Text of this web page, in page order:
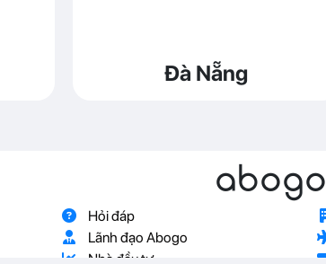
Đà Nẵng
abogo
Hỏi đáp
Lãnh đạo Abogo
Nhà đầu tư